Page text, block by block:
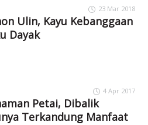
23 Mar 2018
Ulin, Kayu Kebanggaan
Dayak
4 Apr 2017
Petai, Dibalik
Terkandung Manfaat